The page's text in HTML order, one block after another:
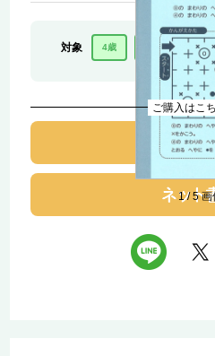
1/5画
対象 4歳 6歳
ご購入はこ